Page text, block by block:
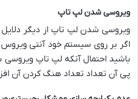
ویروسی شدن لپ تاپ
ویروسی شدن لپ تاپ از دیگر
اگر بر روی سیستم خود آنتی
باشید احتمال آنکه لپ تاپ
پی آن تعداد تعداد هنگ کردن آن